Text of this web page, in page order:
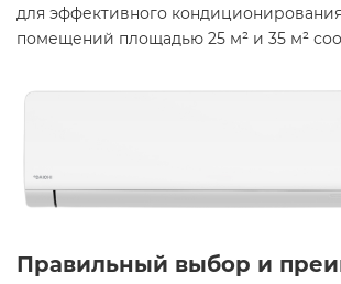
для эффективного
помещений площадью 25 м² и 35 м²
Правильный выбор и